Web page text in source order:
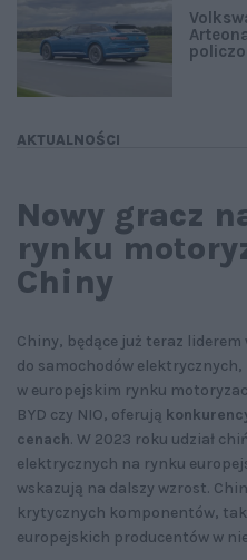
AKTUALNOŚCI
Nowy gracz
rynku
Chiny
Chiny, będące już teraz
do samochodów elektrycznych,
w europejskim rynku
BYD czy NIO, oferują
cenach. W 2023 roku udział
elektrycznych na rynku
wskazują na dalszy wzrost.
krytycznych komponentów,
europejskich producentów w